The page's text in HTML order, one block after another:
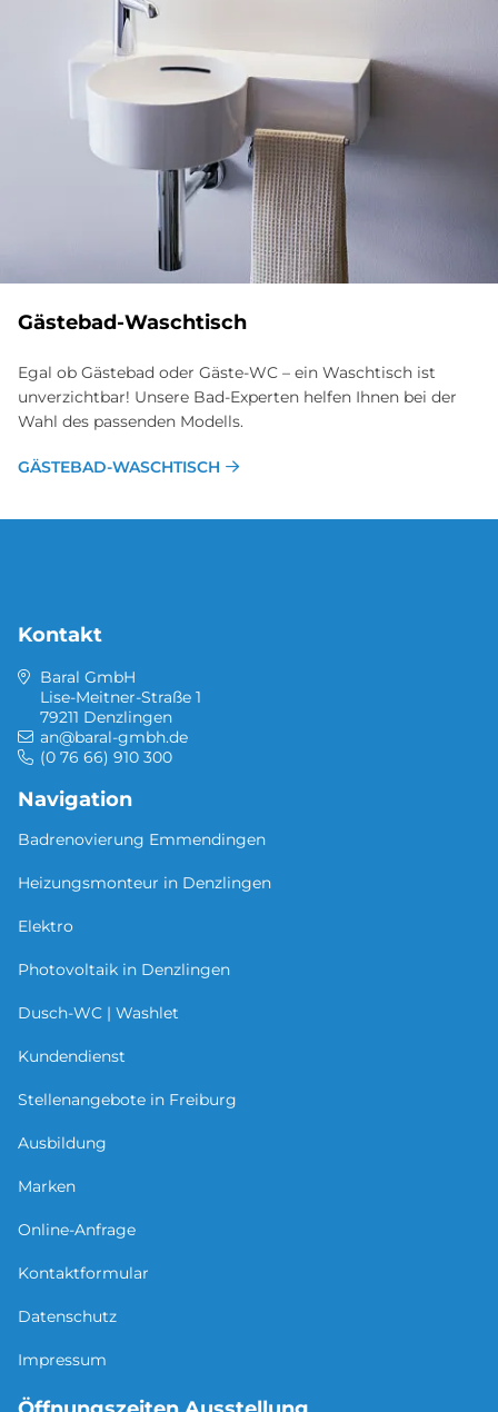
Gästebad-Waschtisch
Egal ob Gästebad oder Gäste-WC – ein Waschtisch ist
unverzichtbar! Unsere Bad-Experten hel­fen Ihnen bei der
Wahl des passenden Modells.
GÄSTEBAD-WASCHTISCH
Kontakt
Baral GmbH
Lise-Meitner-Straße 1
79211 Denzlingen
an@baral-gmbh.de
(0 76 66) 910 300
Navigation
Badrenovierung Emmendingen
Heizungsmonteur in Denzlingen
Elektro
Photovoltaik in Denzlingen
Dusch-WC | Washlet
Kundendienst
Stellenangebote in Freiburg
Ausbildung
Marken
Online-Anfrage
Kontaktformular
Datenschutz
Impressum